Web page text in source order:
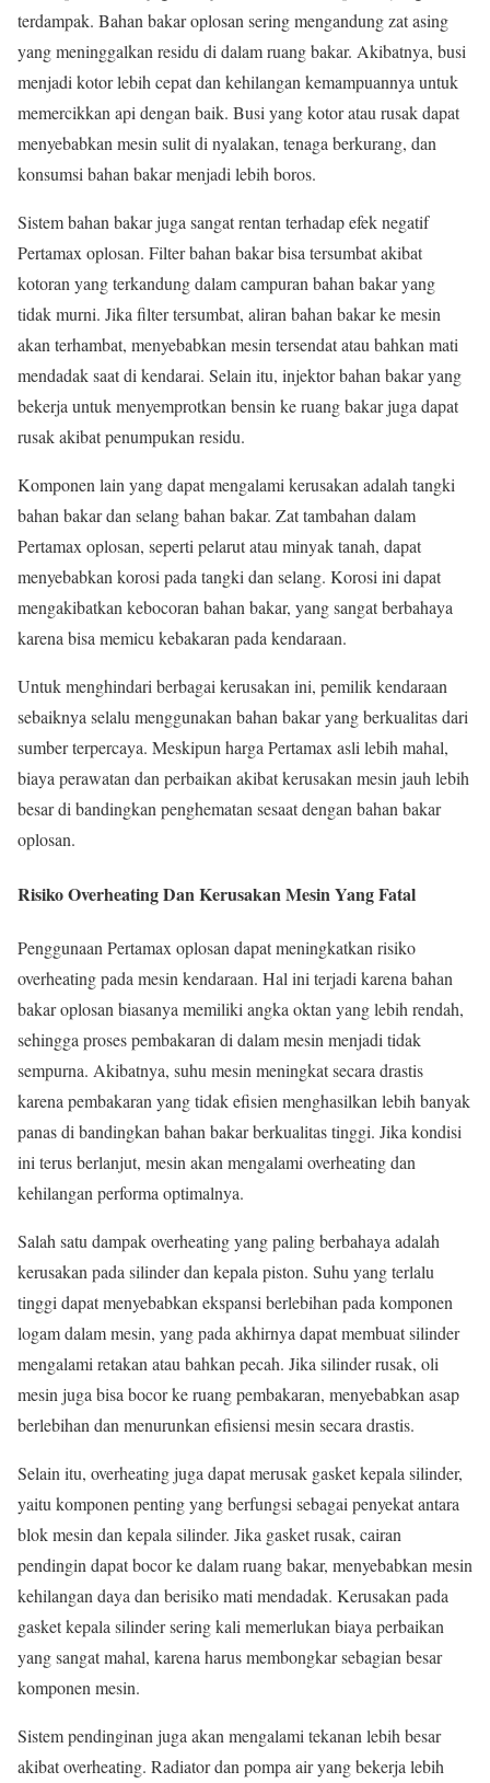
terdampak. Bahan bakar oplosan sering mengandung zat asing
yang meninggalkan residu di dalam ruang bakar. Akibatnya, busi
menjadi kotor lebih cepat dan kehilangan kemampuannya untuk
memercikkan api dengan baik. Busi yang kotor atau rusak dapat
menyebabkan mesin sulit di nyalakan, tenaga berkurang, dan
konsumsi bahan bakar menjadi lebih boros.
Sistem bahan bakar juga sangat rentan terhadap efek negatif
Pertamax oplosan. Filter bahan bakar bisa tersumbat akibat
kotoran yang terkandung dalam campuran bahan bakar yang
tidak murni. Jika filter tersumbat, aliran bahan bakar ke mesin
akan terhambat, menyebabkan mesin tersendat atau bahkan mati
mendadak saat di kendarai. Selain itu, injektor bahan bakar yang
bekerja untuk menyemprotkan bensin ke ruang bakar juga dapat
rusak akibat penumpukan residu.
Komponen lain yang dapat mengalami kerusakan adalah tangki
bahan bakar dan selang bahan bakar. Zat tambahan dalam
Pertamax oplosan, seperti pelarut atau minyak tanah, dapat
menyebabkan korosi pada tangki dan selang. Korosi ini dapat
mengakibatkan kebocoran bahan bakar, yang sangat berbahaya
karena bisa memicu kebakaran pada kendaraan.
Untuk menghindari berbagai kerusakan ini, pemilik kendaraan
sebaiknya selalu menggunakan bahan bakar yang berkualitas dari
sumber terpercaya. Meskipun harga Pertamax asli lebih mahal,
biaya perawatan dan perbaikan akibat kerusakan mesin jauh lebih
besar di bandingkan penghematan sesaat dengan bahan bakar
oplosan.
Risiko Overheating Dan Kerusakan Mesin Yang Fatal
Penggunaan Pertamax oplosan dapat meningkatkan risiko
overheating pada mesin kendaraan. Hal ini terjadi karena bahan
bakar oplosan biasanya memiliki angka oktan yang lebih rendah,
sehingga proses pembakaran di dalam mesin menjadi tidak
sempurna. Akibatnya, suhu mesin meningkat secara drastis
karena pembakaran yang tidak efisien menghasilkan lebih banyak
panas di bandingkan bahan bakar berkualitas tinggi. Jika kondisi
ini terus berlanjut, mesin akan mengalami overheating dan
kehilangan performa optimalnya.
Salah satu dampak overheating yang paling berbahaya adalah
kerusakan pada silinder dan kepala piston. Suhu yang terlalu
tinggi dapat menyebabkan ekspansi berlebihan pada komponen
logam dalam mesin, yang pada akhirnya dapat membuat silinder
mengalami retakan atau bahkan pecah. Jika silinder rusak, oli
mesin juga bisa bocor ke ruang pembakaran, menyebabkan asap
berlebihan dan menurunkan efisiensi mesin secara drastis.
Selain itu, overheating juga dapat merusak gasket kepala silinder,
yaitu komponen penting yang berfungsi sebagai penyekat antara
blok mesin dan kepala silinder. Jika gasket rusak, cairan
pendingin dapat bocor ke dalam ruang bakar, menyebabkan mesin
kehilangan daya dan berisiko mati mendadak. Kerusakan pada
gasket kepala silinder sering kali memerlukan biaya perbaikan
yang sangat mahal, karena harus membongkar sebagian besar
komponen mesin.
Sistem pendinginan juga akan mengalami tekanan lebih besar
akibat overheating. Radiator dan pompa air yang bekerja lebih